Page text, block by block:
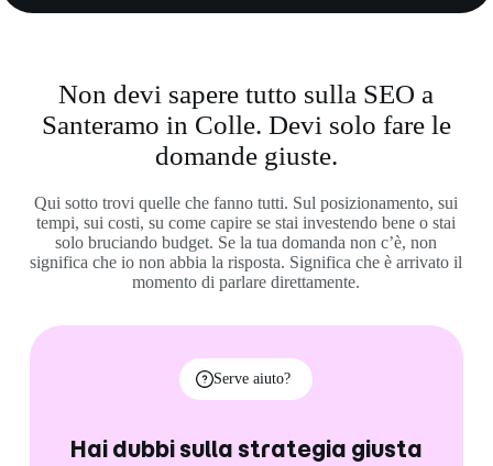
Non devi sapere tutto sulla SEO a
Santeramo in Colle. Devi solo fare le
domande giuste.
Qui sotto trovi quelle che fanno tutti. Sul posizionamento, sui
tempi, sui costi, su come capire se stai investendo bene o stai
solo bruciando budget. Se la tua domanda non c’è, non
significa che io non abbia la risposta. Significa che è arrivato il
momento di parlare direttamente.
Serve aiuto?
Hai dubbi sulla strategia giusta